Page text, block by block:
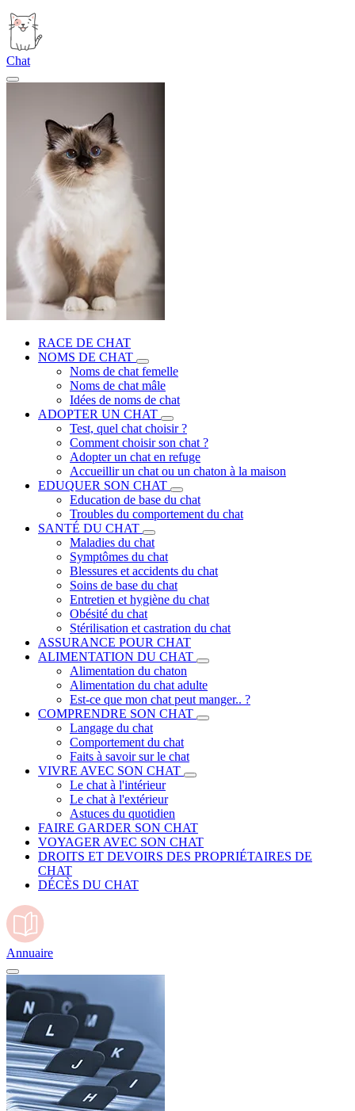
Chat
RACE DE CHAT
NOMS DE CHAT
Noms de chat femelle
Noms de chat mâle
Idées de noms de chat
ADOPTER UN CHAT
Test, quel chat choisir ?
Comment choisir son chat ?
Adopter un chat en refuge
Accueillir un chat ou un chaton à la maison
EDUQUER SON CHAT
Education de base du chat
Troubles du comportement du chat
SANTÉ DU CHAT
Maladies du chat
Symptômes du chat
Blessures et accidents du chat
Soins de base du chat
Entretien et hygiène du chat
Obésité du chat
Stérilisation et castration du chat
ASSURANCE POUR CHAT
ALIMENTATION DU CHAT
Alimentation du chaton
Alimentation du chat adulte
Est-ce que mon chat peut manger.. ?
COMPRENDRE SON CHAT
Langage du chat
Comportement du chat
Faits à savoir sur le chat
VIVRE AVEC SON CHAT
Le chat à l'intérieur
Le chat à l'extérieur
Astuces du quotidien
FAIRE GARDER SON CHAT
VOYAGER AVEC SON CHAT
DROITS ET DEVOIRS DES PROPRIÉTAIRES DE
CHAT
DÉCÈS DU CHAT
Annuaire